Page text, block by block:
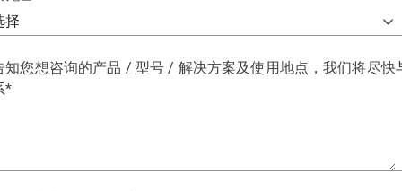
知您想咨询的产品 / 型号 / 解决方案及使用地点，我们将尽快
*